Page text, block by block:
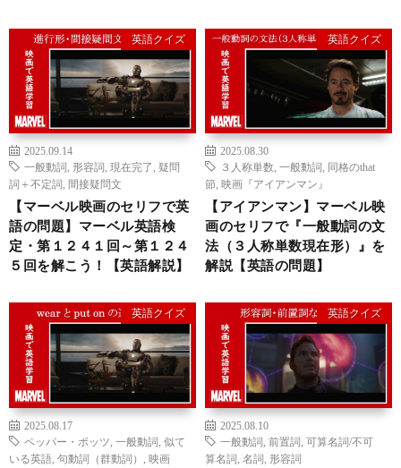
英語クイズ
2025.09.14
一般動詞 , 形容詞 , 現在完了 , 疑問
詞＋不定詞 , 間接疑問文
【マーベル映画のセリフで英
語の問題】マーベル英語検
定・第１２４１回～第１２４
５回を解こう！【英語解説】
英語クイズ
2025.08.30
３人称単数, 一般動詞 , 同格のthat
節, 映画『アイアンマン』
【アイアンマン】マーベル映
画のセリフで『一般動詞の文
法（３人称単数現在形）』を
解説【英語の問題】
英語クイズ
2025.08.17
ペッパー・ポッツ, 一般動詞, 似て
いる英語, 句動詞（群動詞） , 映画
英語クイズ
2025.08.10
一般動詞, 前置詞, 可算名詞/不可
算名詞, 名詞, 形容詞